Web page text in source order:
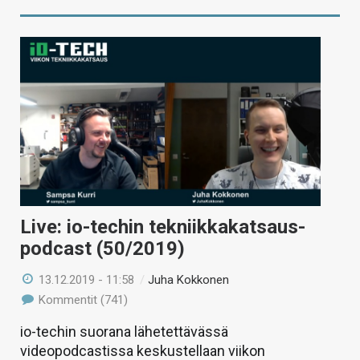
Live: io-techin tekniikkakatsaus-
podcast (50/2019)
13.12.2019 - 11:58 /Juha Kokkonen
Kommentit (741)
io-techin suorana lähetettävässä
videopodcastissa keskustellaan viikon